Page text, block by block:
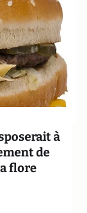
à
de
flore